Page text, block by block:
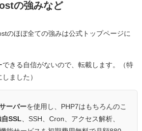
の強みなど
のほぼ全ての強みは公式トップページに
できる自信がないので、転載します。（特
ました）
ーバーを使用し、PHP7はもちろんのこ
SSL
、SSH、Cron、アクセス解析、